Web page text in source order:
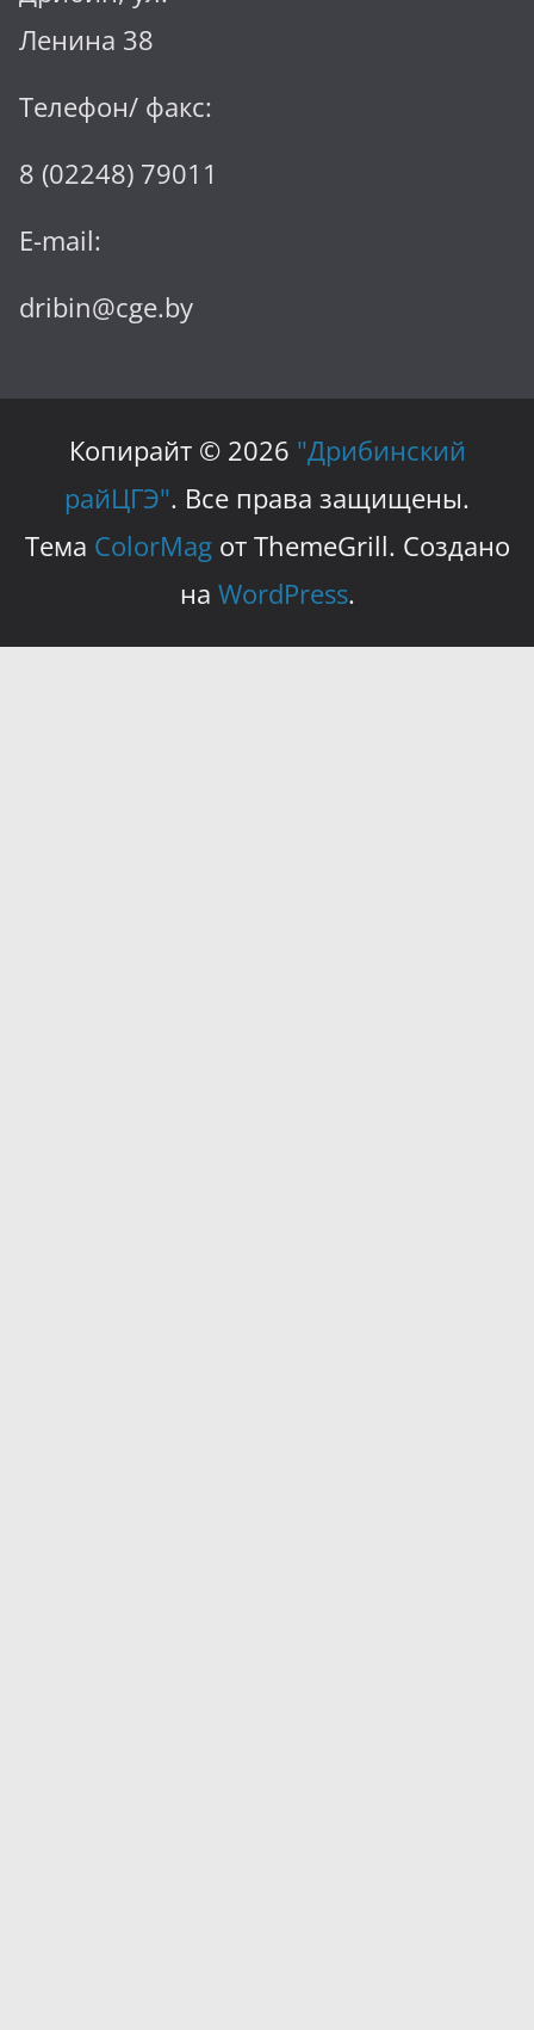
Ленина 38
Телефон/ факс:
8 (02248) 79011
E-mail:
dribin@cge.by
Копирайт © 2026 "Дрибинский
райЦГЭ". Все права защищены.
Тема ColorMagот ThemeGrill. Создано
на WordPress.